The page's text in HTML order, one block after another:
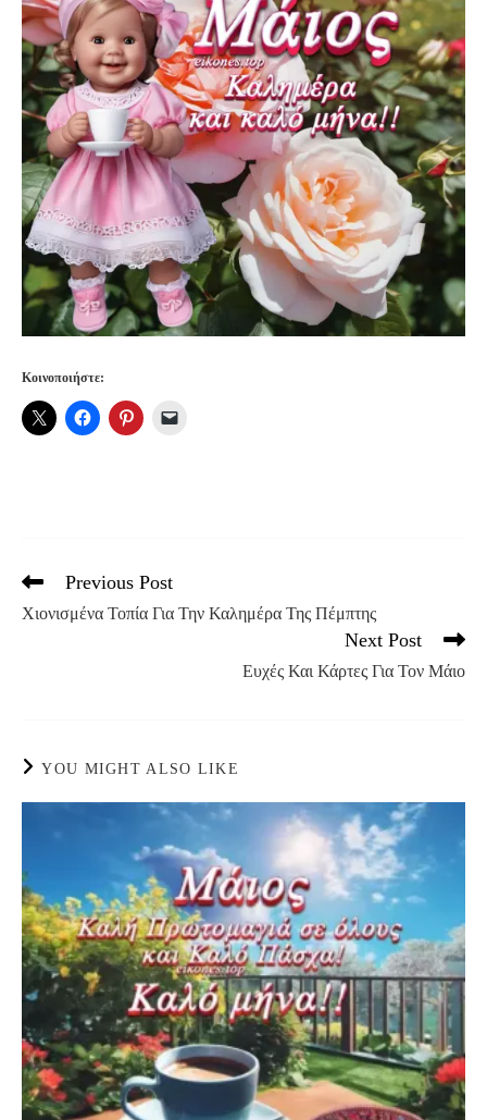
Κοινοποιήστε:
Read
articles
Previous Post
Χιονισμένα Τοπία Για Την Καλημέρα Της Πέμπτης
Next Post
Ευχές Και Κάρτες Για Τον Μάιο
YOU MIGHT ALSO LIKE